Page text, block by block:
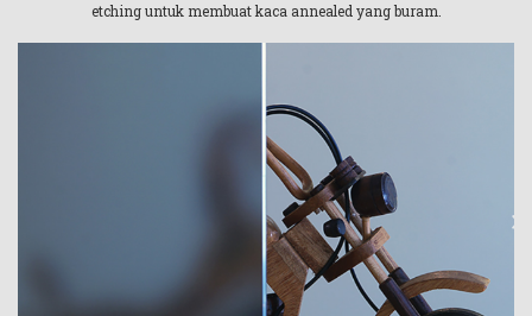
etching untuk membuat kaca annealed yang buram.